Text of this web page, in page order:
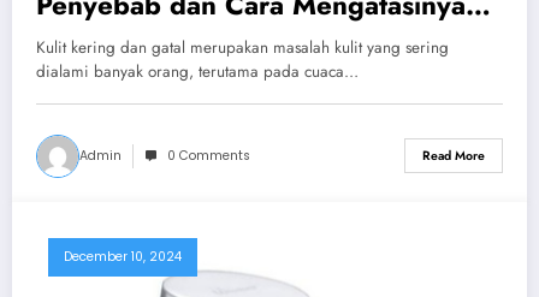
dengan Tepat
Kulit kering dan gatal merupakan masalah kulit yang sering
dialami banyak orang, terutama pada cuaca…
Admin 0 Comments Read More
December 10, 2024